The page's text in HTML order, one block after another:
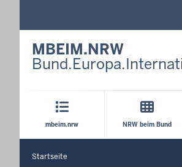
MBEIM.NRW
Hauptmenü
mbeim.nrw NRW beim Bund
Sie
Startseite